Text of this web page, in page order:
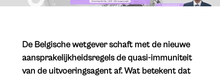
De Belgische wetgever schaft met de nieuwe
aansprakelijkheidsregels de quasi-immuniteit
van de uitvoeringsagent af. Wat betekent dat